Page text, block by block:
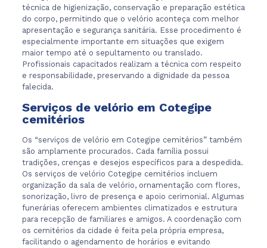
técnica de higienização, conservação e preparação estética
do corpo, permitindo que o velório aconteça com melhor
apresentação e segurança sanitária. Esse procedimento é
especialmente importante em situações que exigem
maior tempo até o sepultamento ou translado.
Profissionais capacitados realizam a técnica com respeito
e responsabilidade, preservando a dignidade da pessoa
falecida.
Serviços de velório em Cotegipe
cemitérios
Os “serviços de velório em Cotegipe cemitérios” também
são amplamente procurados. Cada família possui
tradições, crenças e desejos específicos para a despedida.
Os serviços de velório Cotegipe cemitérios incluem
organização da sala de velório, ornamentação com flores,
sonorização, livro de presença e apoio cerimonial. Algumas
funerárias oferecem ambientes climatizados e estrutura
para recepção de familiares e amigos. A coordenação com
os cemitérios da cidade é feita pela própria empresa,
facilitando o agendamento de horários e evitando